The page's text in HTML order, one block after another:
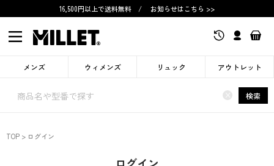
16,500円以上で送料無料 / お知らせはこちら >>
メンズ ウィメンズ リュック アウトレット
× 検索
TOP ログイン